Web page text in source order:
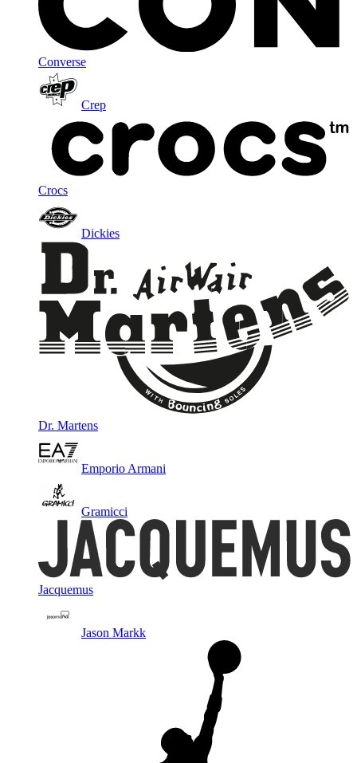
Converse
Crep
Crocs
Dickies
Dr. Martens
Emporio Armani
Gramicci
Jacquemus
Jason Markk